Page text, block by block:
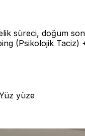
süreci, doğum
(Psikolojik Taciz)
yüze